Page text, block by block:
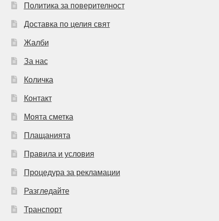
Политика за поверителност
Доставка по целия свят
Жалби
За нас
Количка
Контакт
Моята сметка
Плащанията
Правила и условия
Процедура за рекламации
Разгледайте
Транспорт